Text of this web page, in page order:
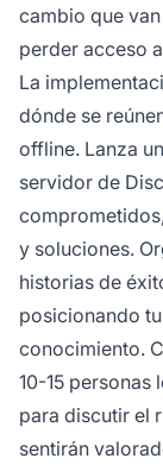
cambio que
perder acceso
La
dónde se
offline. Lanza
servidor de
y soluciones.
historias de
posicionando
conocimiento.
10-15 personas
para discutir el
sentirán